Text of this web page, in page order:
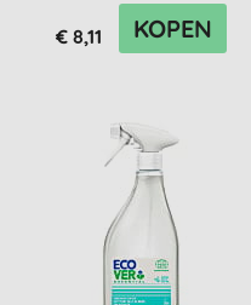
€ 8,11 KOPEN